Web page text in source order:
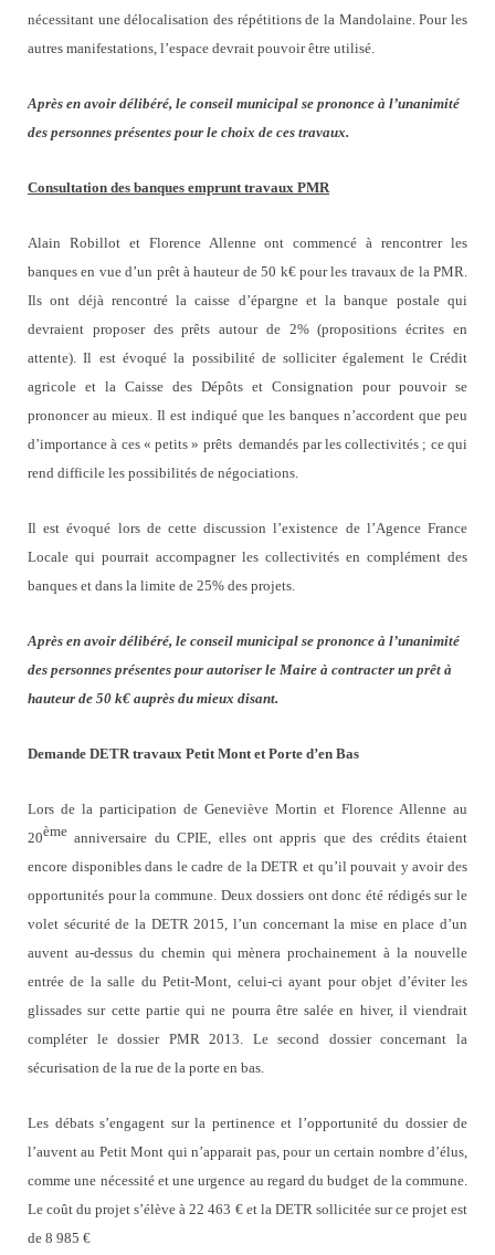
nécessitant une délocalisation des répétitions de la Mandolaine. Pour les
autres manifestations, l’espace devrait pouvoir être utilisé.
Après en avoir délibéré, le conseil municipal se prononce à l’unanimité
des personnes présentes pour le choix de ces travaux.
Consultation des banques emprunt travaux PMR
Alain Robillot et Florence Allenne ont commencé à rencontrer les
banques en vue d’un prêt à hauteur de 50 k€ pour les travaux de la PMR.
Ils ont déjà rencontré la caisse d’épargne et la banque postale qui
devraient proposer des prêts autour de 2% (propositions écrites en
attente). Il est évoqué la possibilité de solliciter également le Crédit
agricole et la Caisse des Dépôts et Consignation pour pouvoir se
prononcer au mieux. Il est indiqué que les banques n’accordent que peu
d’importance à ces « petits » prêts demandés par les collectivités ; ce qui
rend difficile les possibilités de négociations.
Il est évoqué lors de cette discussion l’existence de l’Agence France
Locale qui pourrait accompagner les collectivités en complément des
banques et dans la limite de 25% des projets.
Après en avoir délibéré, le conseil municipal se prononce à l’unanimité
des personnes présentes pour autoriser le Maire à contracter un prêt à
hauteur de 50 k€ auprès du mieux disant.
Demande DETR travaux Petit Mont et Porte d’en Bas
Lors de la participation de Geneviève Mortin et Florence Allenne au
20ème anniversaire du CPIE, elles ont appris que des crédits étaient
encore disponibles dans le cadre de la DETR et qu’il pouvait y avoir des
opportunités pour la commune. Deux dossiers ont donc été rédigés sur le
volet sécurité de la DETR 2015, l’un concernant la mise en place d’un
auvent au-dessus du chemin qui mènera prochainement à la nouvelle
entrée de la salle du Petit-Mont, celui-ci ayant pour objet d’éviter les
glissades sur cette partie qui ne pourra être salée en hiver, il viendrait
compléter le dossier PMR 2013. Le second dossier concernant la
sécurisation de la rue de la porte en bas.
Les débats s’engagent sur la pertinence et l’opportunité du dossier de
l’auvent au Petit Mont qui n’apparait pas, pour un certain nombre d’élus,
comme une nécessité et une urgence au regard du budget de la commune.
Le coût du projet s’élève à 22 463 € et la DETR sollicitée sur ce projet est
de 8 985 €